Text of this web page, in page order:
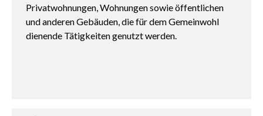
Privatwohnungen, Wohnungen sowie öffentlichen
und anderen Gebäuden, die für dem Gemeinwohl
dienende Tätigkeiten genutzt werden.